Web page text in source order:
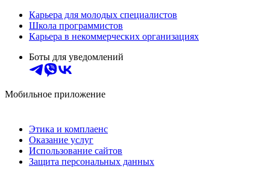
Карьера для молодых специалистов
Школа программистов
Карьера в некоммерческих организациях
Боты для уведомлений
Мобильное приложение
Этика и комплаенс
Оказание услуг
Использование сайтов
Защита персональных данных